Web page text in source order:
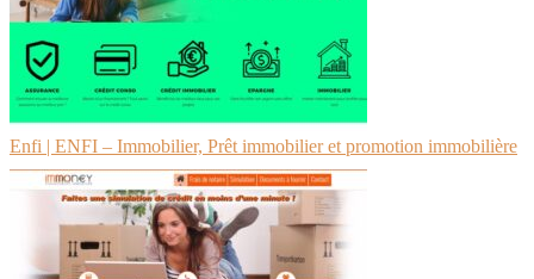
Enfi | ENFI – Immobilier, Prêt immobilier et promotion immobilière